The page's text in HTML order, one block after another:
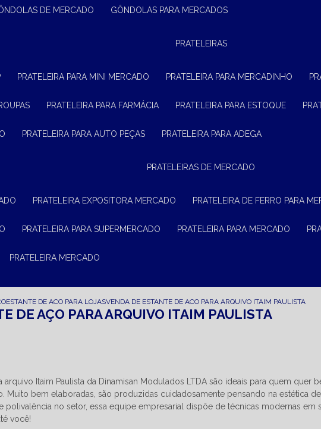
DE MERCADO GÔNDOLAS PARA MERCADOS
PRATELEIRAS
PRATELEIRA PARA MINI MERCADO PRATELEIRA PARA MERCADINHO
PRATELEIRA PARA FARMÁCIA PRATELEIRA PARA ESTOQUE
PRATELEIRA PARA AUTO PEÇAS PRATELEIRA PARA ADEGA
PRATELEIRAS DE MERCADO
PRATELEIRA EXPOSITORA MERCADO PRATELEIRA DE FERRO PARA
PRATELEIRA PARA SUPERMERCADO PRATELEIRA PARA MERCADO
PRATELEIRA MERCADO
ESTANTE DE ACO PARA LOJASVENDA DE ESTANTE DE ACO PARA ARQUIVO ITAIM PAULISTA
DE AÇO PARA ARQUIVO ITAIM PAULISTA
arquivo Itaim Paulista da Dinamisan Modulados LTDA são ideais para quem quer
Muito bem elaboradas, são produzidas cuidadosamente pensando na estética
polivalência no setor, essa equipe empresarial dispõe de técnicas modernas em
você!